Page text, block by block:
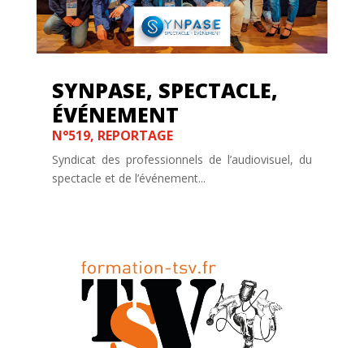
SYNPASE, SPECTACLE,
ÉVÉNEMENT
N°519, REPORTAGE
Syndicat des professionnels de l’audiovisuel, du
spectacle et de l’événement...